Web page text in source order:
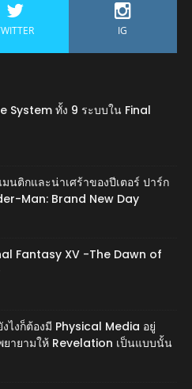
IG
System ทั้ง 9 ระบบใน Final
นติกและน่าเศร้าของปีเตอร์ ปาร์ก
Man: Brand New Day
Fantasy XV -The Dawn of
งไงก็ต้องมี Physical Media อยู่
ยายามให้ Revelation เป็นแบบนั้น